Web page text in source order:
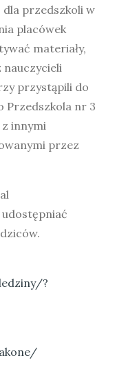
przedszkoli w
placówek
materiały,
przystąpili do
Przedszkola nr 3
z innymi
przez
udostępniać
?